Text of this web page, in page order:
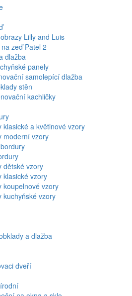
Lilly and Luis
zeď Patel 2
dlažba
panely
samolepící dlažba
stěn
kachličky
klasické a květinové vzory
moderní vzory
dětské vzory
klasické vzory
koupelnové vzory
kuchyňské vzory
a dlažba
dveří